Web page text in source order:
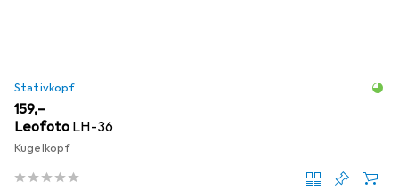
Stativkopf
EUR
159,–
Leofoto LH-36
Kugelkopf